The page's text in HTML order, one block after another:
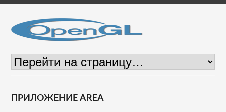
ПРИЛОЖЕНИЕ AREA